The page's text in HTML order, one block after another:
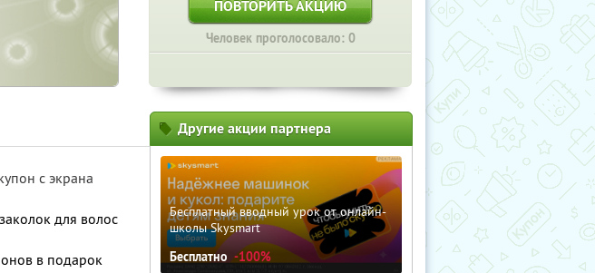
ПОВТОРИТЬ АКЦИЮ
Человек проголосовало: 0
с экрана
для волос
в подарок
Другие акции партнера
Бесплатный вводный урок от онлайн-
школы Skysmart
Бесплатно -100%